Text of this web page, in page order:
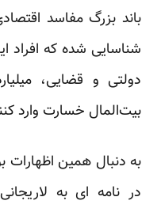
باند بزرگ مفاسد
شناسایی شده که افراد
دولتی و قضایی،
بیت‌المال خسارت وارد
در نامه ای به